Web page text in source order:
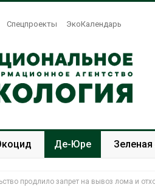
Спецпроекты ЭкоКалендарь
Де-Юре
продлило запрет на вывоз лома и